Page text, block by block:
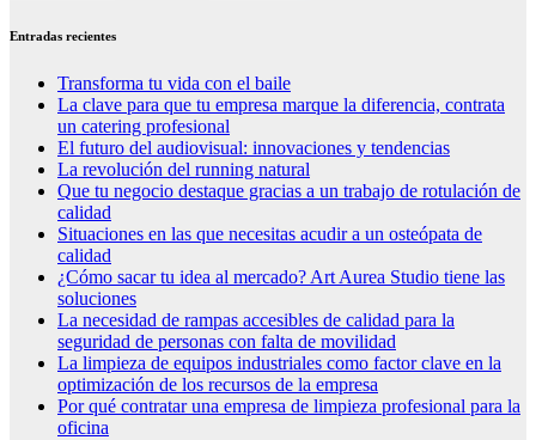
Entradas recientes
Transforma tu vida con el baile
La clave para que tu empresa marque la diferencia, contrata
un catering profesional
El futuro del audiovisual: innovaciones y tendencias
La revolución del running natural
Que tu negocio destaque gracias a un trabajo de rotulación de
calidad
Situaciones en las que necesitas acudir a un osteópata de
calidad
¿Cómo sacar tu idea al mercado? Art Aurea Studio tiene las
soluciones
La necesidad de rampas accesibles de calidad para la
seguridad de personas con falta de movilidad
La limpieza de equipos industriales como factor clave en la
optimización de los recursos de la empresa
Por qué contratar una empresa de limpieza profesional para la
oficina